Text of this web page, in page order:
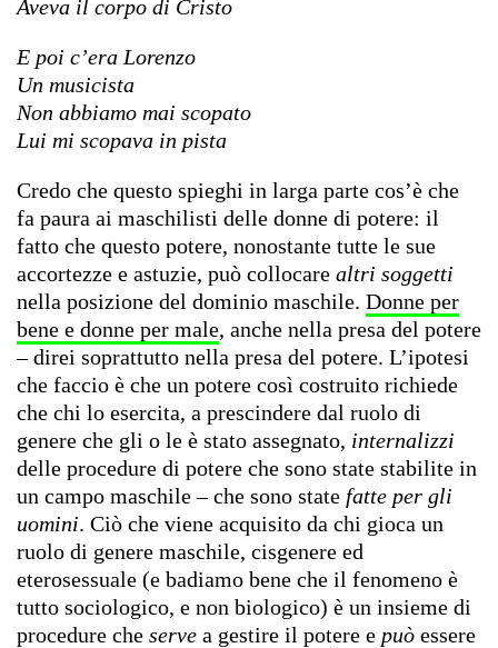
Aveva il corpo di Cristo
E poi c’era Lorenzo
Un musicista
Non abbiamo mai scopato
Lui mi scopava in pista
Credo che questo spieghi in larga parte cos’è che
fa paura ai maschilisti delle donne di potere: il
fatto che questo potere, nonostante tutte le sue
accortezze e astuzie, può collocare altri soggetti
nella posizione del dominio maschile. Donne per
bene e donne per male, anche nella presa del potere
– direi soprattutto nella presa del potere. L’ipotesi
che faccio è che un potere così costruito richiede
che chi lo esercita, a prescindere dal ruolo di
genere che gli o le è stato assegnato, internalizzi
delle procedure di potere che sono state stabilite in
un campo maschile – che sono state fatte per gli
uomini. Ciò che viene acquisito da chi gioca un
ruolo di genere maschile, cisgenere ed
eterosessuale (e badiamo bene che il fenomeno è
tutto sociologico, e non biologico) è un insieme di
procedure che serve a gestire il potere e può essere